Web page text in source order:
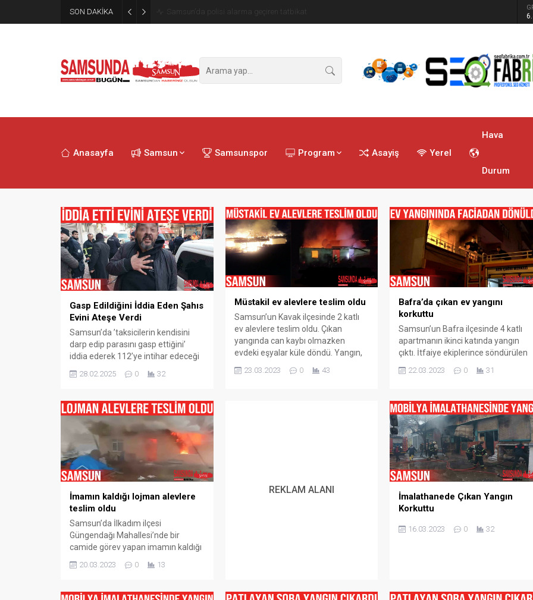
SON DAKİKA Samsun’da polisi alarma geçiren tatbikat
Anasayfa Samsun Samsunspor Program Asayiş Yerel
Hava
Durum
Gasp Edildiğini İddia Eden Şahıs
Evini Ateşe Verdi
Samsun’da ’taksicilerin kendisini
darp edip parasını gasp ettiğini’
iddia ederek 112’ye intihar edeceği
ihbarında bulunan şahıs, daha sonra
evini yakarak intihara kalkıştı. Olay,
Saitbey Mahallesi’nde sabah
saatlerinde meydana geldi. Edinilen
bilgiye göre, Kemal F., taksicilerin
kendisini darp edip parasını gasp
ettiğini iddia ederek 112 Acil Çağrı...
28.02.2025 0 32
Müstakil ev alevlere teslim oldu
Samsun’un Kavak ilçesinde 2 katlı
ev alevlere teslim oldu. Çıkan
yangında can kaybı olmazken
evdeki eşyalar küle döndü. Yangın,
Kavak ilçesine bağlı Alagömlek
Mahallesi’nde bulunan 2 katlı evde
23.03.2023 0 43
Bafra’da çıkan ev yangını
korkuttu
Samsun’un Bafra ilçesinde 4 katlı
apartmanın ikinci katında yangın
çıktı. İtfaiye ekiplerince söndürülen
yangında maddi hasar meydana
geldi. Yangın, Samsun’un Bafra
Sokak‘ta meydana geldi. Edinilen
bilgiye göre, yalnız yaşayan Selim
Kurt’a ait dairede henüz nedeni
bilinmeyen bir şekilde yangın çıktı.
Dumanları gören mahalle sakinleri
112...
22.03.2023 0 31
İmamın kaldığı lojman alevlere
teslim oldu
Samsun’da İlkadım ilçesi
Güngendağı Mahallesi’nde bir
camide görev yapan imamın kaldığı
İlkadım ilçesi Güngendağı
Edinilen bilgiye göre, Ankara
20.03.2023 0 13
REKLAM ALANI
İmalathanede Çıkan Yangın
Korkuttu
16.03.2023 0 32
Zincirleme Trafik Kazası: 9
Araç Birbirine Girdi
03.03.2025 0
Samsun’da 9 Aracın
Karıştığı Zincirleme Trafik
Kazası
03.03.2025 0
Samsun’da Yaşanan
Vahşetin Zanlısı
11.03.2025